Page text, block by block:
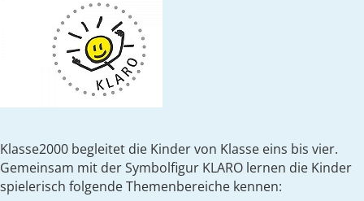
Klasse2000 begleitet die Kinder von Klasse eins bis vier.
Gemeinsam mit der Symbolfigur KLARO lernen die Kinder
spielerisch folgende Themenbereiche kennen: